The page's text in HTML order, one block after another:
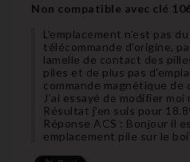
Non compatible avec clé
L'emplacement n'est pas
télécommande d'origine,
lamelle de contact des
piles et de plus pas
commande magnétique de
J'ai essayé de modifier
Résultat j'en suis pour
Réponse ACS : Bonjour il
emplacement pile sur le